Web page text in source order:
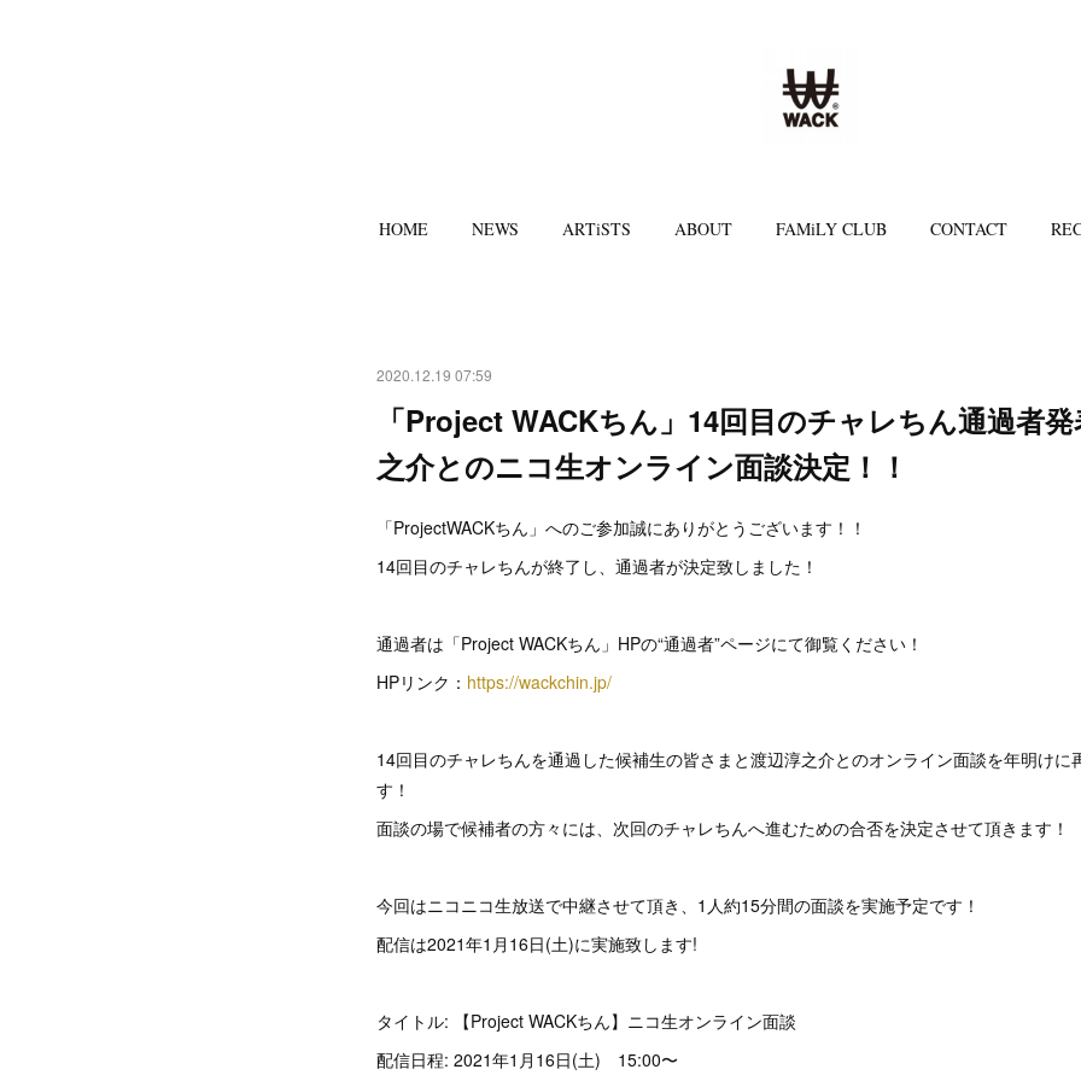
HOME NEWS ARTiSTS ABOUT FAMiLY CLUB CONTACT
2020.12.19 07:59
「Project WACKちん」14回目のチャレちん通過者
之介とのニコ生オンライン面談決定！！
「ProjectWACKちん」へのご参加誠にありがとうございます！！
14回目のチャレちんが終了し、通過者が決定致しました！
通過者は「Project WACKちん」HPの“通過者”ページにて御覧ください！
HPリンク： https://wackchin.jp/
14回目のチャレちんを通過した候補生の皆さまと渡辺淳之介とのオンライン面談を年明けに
す！
面談の場で候補者の方々には、次回のチャレちんへ進むための合否を決定させて頂きます！
今回はニコニコ生放送で中継させて頂き、1人約15分間の面談を実施予定です！
配信は2021年1月16日(土)に実施致します!
タイトル: 【Project WACKちん】ニコ生オンライン面談
配信日程: 2021年1月16日(土) 15:00〜